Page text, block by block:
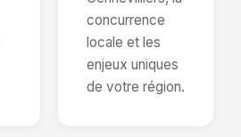
concurrence
locale et les
enjeux uniques
de votre région.